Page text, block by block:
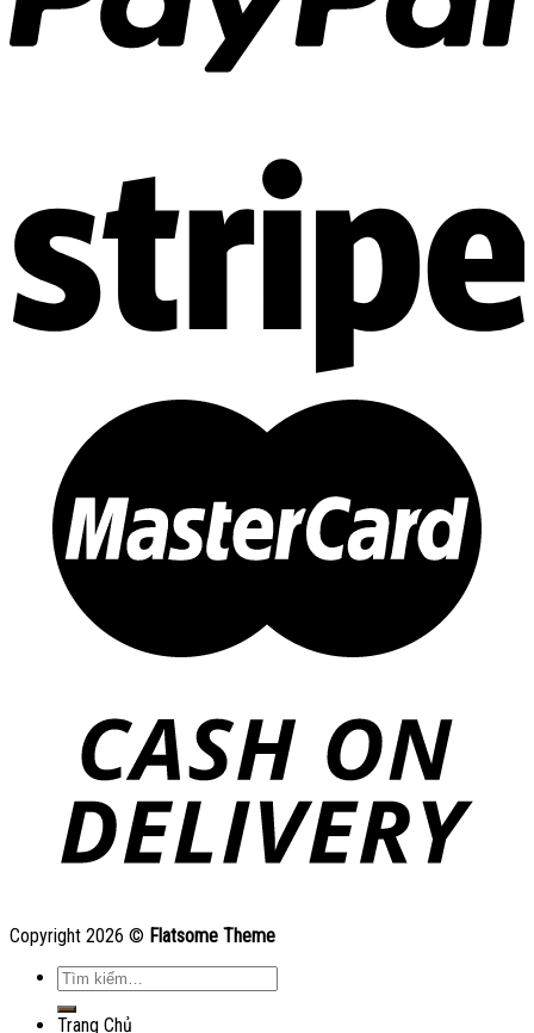
Copyright 2026 © Flatsome Theme
Tìm
kiếm:
Trang Chủ